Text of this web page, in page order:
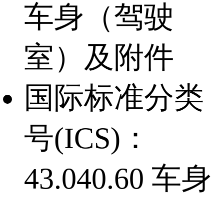
车身（驾驶
室）及附件
国际标准分类
号(ICS)：
43.040.60 车身